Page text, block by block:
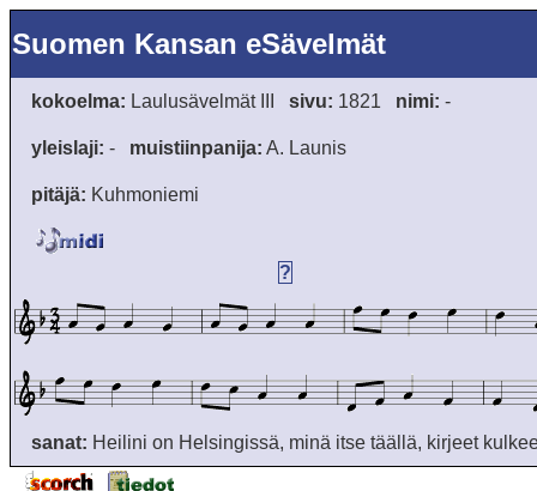
Suomen Kansan eSävelmät
kokoelma: Laulusävelmät III sivu: 1821 nimi: -
yleislaji: - muistiinpanija: A. Launis
pitäjä: Kuhmoniemi
?
sanat: Heilini on Helsingissä, minä itse täällä, kirjeet